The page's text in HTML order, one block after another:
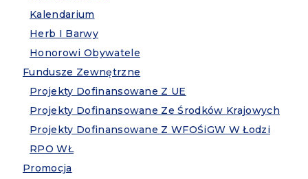
Kalendarium
Herb I Barwy
Honorowi Obywatele
Fundusze Zewnętrzne
Projekty Dofinansowane Z UE
Projekty Dofinansowane Ze Środków Krajowych
Projekty Dofinansowane Z WFOŚiGW W Łodzi
RPO WŁ
Promocja